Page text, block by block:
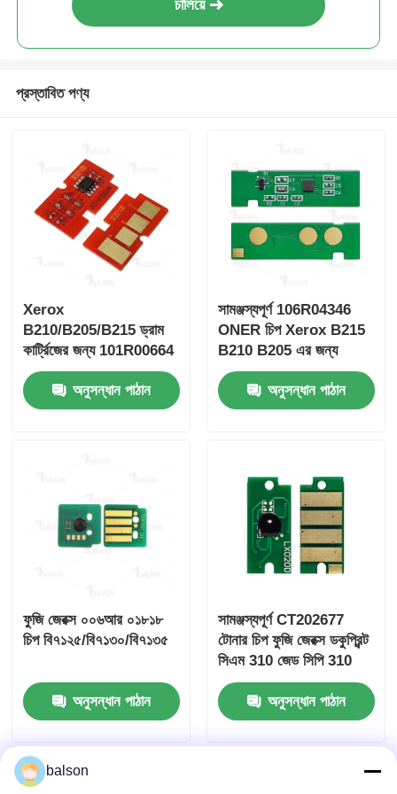
প্রিন্টার এবং কপিয়ার যন্ত্রাংশ
ড্রাম এন্ড ফিউজার ইউনিট
টোনার কার্তুজ
CT203469/CT203515
টোনার চিপ-জেরক্স ফুজিফিল্ম অ্যাপিওসপ্রিন্ট
C3320/C3830/ApeosPort প্রিন্ট
C3320SD/C3830SD
চালিয়ে
প্রস্তাবিত পণ্য
Xerox
B210/B205/B215 ড্রাম
কার্ট্রিজের জন্য 101R00664
সামঞ্জস্যপূর্ণ Xerox ড্রাম চিপ
অনুসন্ধান পাঠান
সামঞ্জস্যপূর্ণ 106R04346
ONER চিপ Xerox B215
B210 B205 এর জন্য
অনুসন্ধান পাঠান
ফুজি জেরক্স ০০৬আর ০১৮১৮
চিপ বি৭১২৫/বি৭১৩০/বি৭১৩৫
অনুসন্ধান পাঠান
সামঞ্জস্যপূর্ণ CT202677
টোনার চিপ ফুজি জেরক্স ডকুপ্রিন্ট
সিএম 310 জেড সিপি 310
ডাব্লু
অনুসন্ধান পাঠান
balson